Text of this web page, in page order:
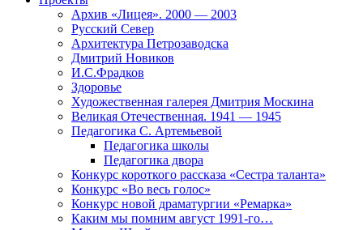
Архив «Лицея». 2000 — 2003
Русский Север
Архитектура Петрозаводска
Дмитрий Новиков
И.С.Фрадков
Здоровье
Художественная галерея Дмитрия Москина
Великая Отечественная. 1941 — 1945
Педагогика С. Артемьевой
Педагогика школы
Педагогика двора
Конкурс короткого рассказа «Сестра таланта»
Конкурс «Во весь голос»
Конкурс новой драматургии «Ремарка»
Каким мы помним август 1991-го…